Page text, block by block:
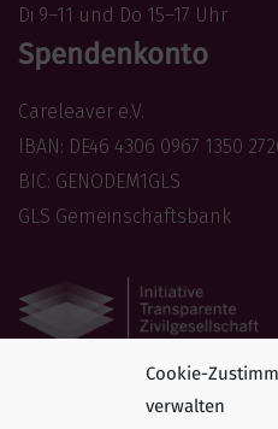
Cookie-
verwalten
Di 9–11 und Do 15–17 Uhr
Spendenkonto
Careleaver e.V.
IBAN: DE46 4306 0967 1350
BIC: GENODEM1GLS
GLS Gemeinschaftsbank